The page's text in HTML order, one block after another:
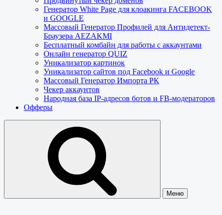
Генератор White Page для клоакинга FACEBOOK
и GOOGLE
Массовый Генератор Профилей для Антидетект-
Браузера AEZAKMI
Бесплатный комбайн для работы с аккаунтами
Онлайн генератор QUIZ
Уникализатор картинок
Уникализатор сайтов под Facebook и Google
Массовый Генератор Импорта РК
Чекер аккаунтов
Народная база IP-адресов ботов и FB-модераторов
Офферы
Меню